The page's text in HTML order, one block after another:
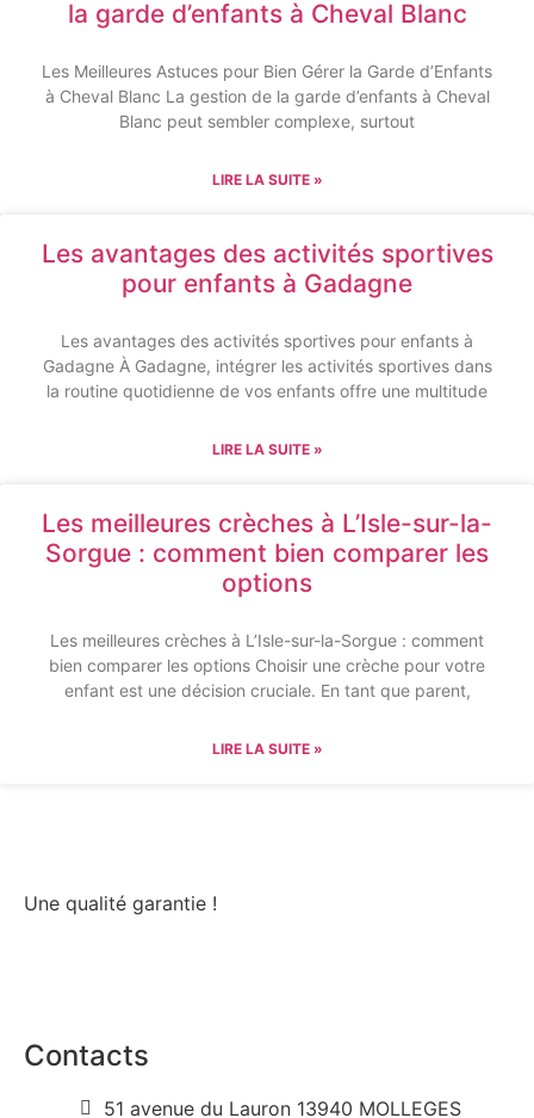
la garde d’enfants à Cheval Blanc
Les Meilleures Astuces pour Bien Gérer la Garde d’Enfants
à Cheval Blanc La gestion de la garde d’enfants à Cheval
Blanc peut sembler complexe, surtout
LIRE LA SUITE »
Les avantages des activités sportives
pour enfants à Gadagne
Les avantages des activités sportives pour enfants à
Gadagne À Gadagne, intégrer les activités sportives dans
la routine quotidienne de vos enfants offre une multitude
LIRE LA SUITE »
Les meilleures crèches à L’Isle-sur-la-
Sorgue : comment bien comparer les
options
Les meilleures crèches à L’Isle-sur-la-Sorgue : comment
bien comparer les options Choisir une crèche pour votre
enfant est une décision cruciale. En tant que parent,
LIRE LA SUITE »
Une qualité garantie !
Contacts
51 avenue du Lauron 13940 MOLLEGES